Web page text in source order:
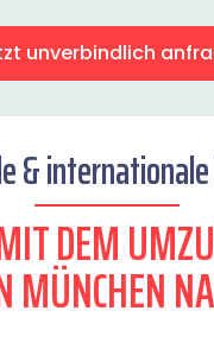
unverbindlich
&
DEM
MÜNCHEN